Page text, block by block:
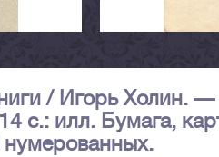
/ Игорь Холин.
с.: илл. Бумага,